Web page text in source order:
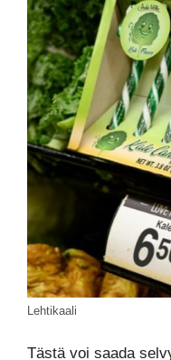
Lehtikaali
Tästä voi saada